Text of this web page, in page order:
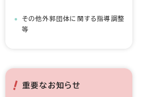
その他外郭団体に関する指導調整
等
重要なお知らせ